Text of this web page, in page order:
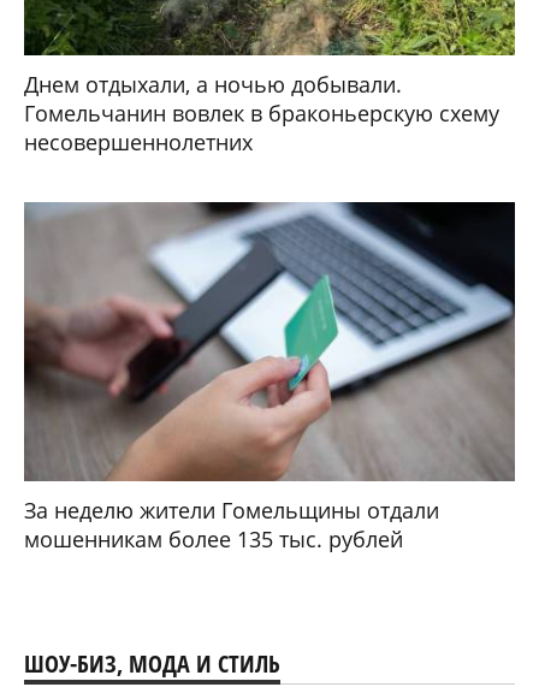
Днем отдыхали, а ночью добывали.
Гомельчанин вовлек в браконьерскую схему
несовершеннолетних
За неделю жители Гомельщины отдали
мошенникам более 135 тыс. рублей
ШОУ-БИЗ, МОДА И СТИЛЬ